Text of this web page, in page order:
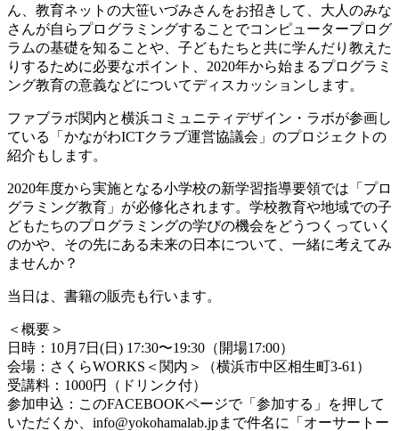
ん、教育ネットの大笹いづみさんをお招きして、大人のみな
さんが自らプログラミングすることでコンピュータープログ
ラムの基礎を知ることや、子どもたちと共に学んだり教えた
りするために必要なポイント、2020年から始まるプログラミ
ング教育の意義などについてディスカッションします。
ファブラボ関内と横浜コミュニティデザイン・ラボが参画し
ている「かながわICTクラブ運営協議会」のプロジェクトの
紹介もします。
2020年度から実施となる小学校の新学習指導要領では「プロ
グラミング教育」が必修化されます。学校教育や地域での子
どもたちのプログラミングの学びの機会をどうつくっていく
のかや、その先にある未来の日本について、一緒に考えてみ
ませんか？
当日は、書籍の販売も行います。
＜概要＞
日時：10月7日(日) 17:30〜19:30（開場17:00）
会場：さくらWORKS＜関内＞（横浜市中区相生町3-61）
受講料：1000円（ドリンク付）
参加申込：このFACEBOOKページで「参加する」を押して
いただくか、info@yokohamalab.jpまで件名に「オーサートー